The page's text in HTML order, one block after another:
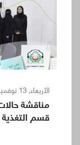
الأربعاء, 13 نوفمبر, 2024
مناقشة
قسم التغذية